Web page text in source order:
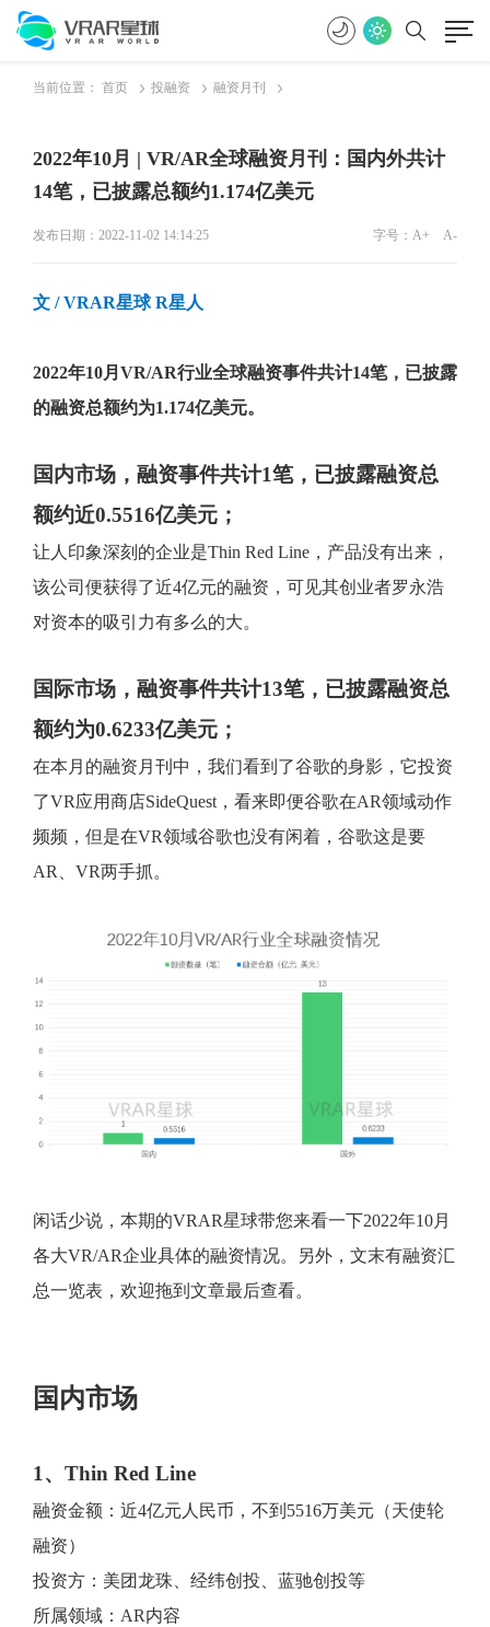
当前位置： 首页 投融资 融资月刊
2022年10月 | VR/AR全球融资月刊：国内外共计
14笔，已披露总额约1.174亿美元
发布日期：2022-11-02 14:14:25 字号： A+ A-
文 / VRAR星球 R星人
2022年10月VR/AR行业全球融资事件共计14笔，已披露
的融资总额约为1.174亿美元。
国内市场，融资事件共计1笔，已披露融资总
额约近0.5516亿美元；
让人印象深刻的企业是Thin Red Line，产品没有出来，
该公司便获得了近4亿元的融资，可见其创业者罗永浩
对资本的吸引力有多么的大。
国际市场，融资事件共计13笔，已披露融资总
额约为0.6233亿美元；
在本月的融资月刊中，我们看到了谷歌的身影，它投资
了VR应用商店SideQuest，看来即便谷歌在AR领域动作
频频，但是在VR领域谷歌也没有闲着，谷歌这是要
AR、VR两手抓。
闲话少说，本期的VRAR星球带您来看一下2022年10月
各大VR/AR企业具体的融资情况。另外，文末有融资汇
总一览表，欢迎拖到文章最后查看。
国内市场
1、Thin Red Line
融资金额：近4亿元人民币，不到5516万美元（天使轮
融资）
投资方：美团龙珠、经纬创投、蓝驰创投等
所属领域：AR内容